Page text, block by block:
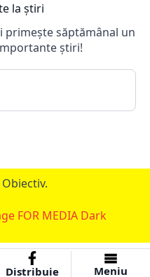
Distribuie Meniu
la știri
primește săptămânal un
știri!